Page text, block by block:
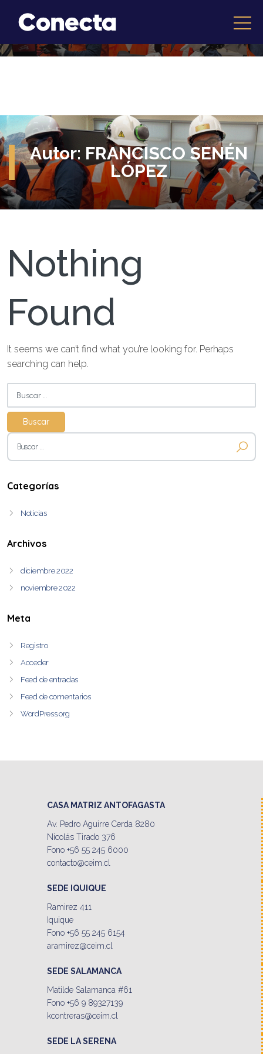
Autor: FRANCISCO SENÉN
LÓPEZ
Nothing
Found
It seems we can’t find what you’re looking for. Perhaps
searching can help.
Buscar:
Buscar:
Categorías
Noticias
Archivos
diciembre 2022
noviembre 2022
Meta
Registro
Acceder
Feed de entradas
Feed de comentarios
WordPress.org
CASA MATRIZ ANTOFAGASTA
Av. Pedro Aguirre Cerda 8280
Nicolás Tirado 376
Fono +56 55 245 6000
contacto@ceim.cl
SEDE IQUIQUE
Ramirez 411
Iquique
Fono +56 55 245 6154
aramirez@ceim.cl
SEDE SALAMANCA
Matilde Salamanca #61
Fono +56 9 89327139
kcontreras@ceim.cl
SEDE LA SERENA